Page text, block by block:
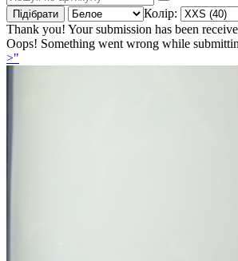
Колір:
Thank you! Your submission has been
Oops! Something went wrong while
>"